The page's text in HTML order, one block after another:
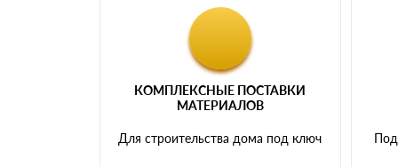
КОМПЛЕКСНЫЕ ПОСТАВКИ
МАТЕРИАЛОВ
Для строительства дома под ключ